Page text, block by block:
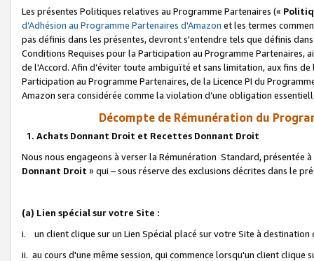
Les présentes Politiques relatives au Programme Partenaires («
d’Adhésion au Programme Partenaires d'Amazon et les termes
pas définis dans les présentes, devront s'entendre tels que définis
Conditions Requises pour la Participation au Programme Partenaires,
de l'Accord. Afin d’éviter toute ambiguïté et sans limitation, aux fins
Participation au Programme Partenaires, de la Licence PI du
Amazon sera considérée comme la violation d’une obligation
Décompte de Rémunération du
1. Achats Donnant Droit et Recettes Donnant Droit
Nous nous engageons à verser la Rémunération Standard, présentée
Donnant Droit » qui – sous réserve des exclusions décrites dans le
(a) Lien spécial sur votre Site :
i. un client clique sur un Lien Spécial placé sur votre Site à destination
ii. au cours d'une même session, qui commence lorsqu'un client